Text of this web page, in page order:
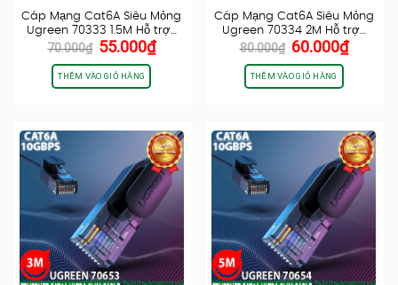
Cáp Mạng Cat6A Siêu Mỏng
Ugreen 70333 1.5M Hỗ trợ…
70.000₫ Giá
gốc
là:
70.000₫.
55.000₫Giá
THÊM VÀO GIỎ HÀNG
Cáp Mạng Cat6A Siêu Mỏng
Ugreen 70334 2M Hỗ trợ…
80.000₫ Giá
gốc
là:
80.000₫.
60.000₫Giá
THÊM VÀO GIỎ HÀNG